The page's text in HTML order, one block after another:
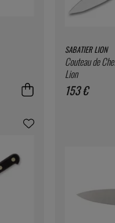
SABATIER LION
Couteau de
Lion
153 €